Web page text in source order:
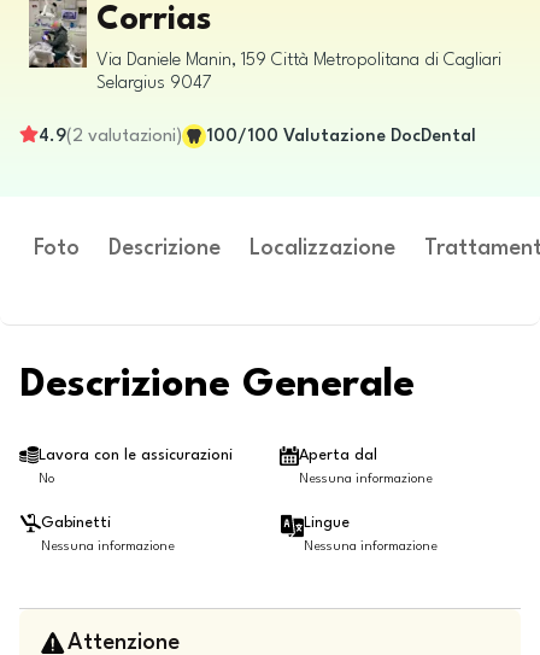
Corrias
Via Daniele Manin, 159 Città Metropolitana di Cagliari
Selargius 9047
4.9( 2 valutazioni) 100/100 Valutazione DocDental
Foto Descrizione Localizzazione
Descrizione Generale
Lavora con le assicurazioni
No
Aperta dal
Nessuna informazione
Gabinetti
Nessuna informazione
Lingue
Nessuna informazione
Attenzione